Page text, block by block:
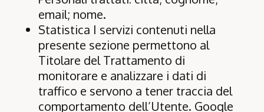
email; nome.
Statistica I servizi contenuti nella
presente sezione permettono al
Titolare del Trattamento di
monitorare e analizzare i dati di
traffico e servono a tener traccia del
comportamento dell’Utente. Google